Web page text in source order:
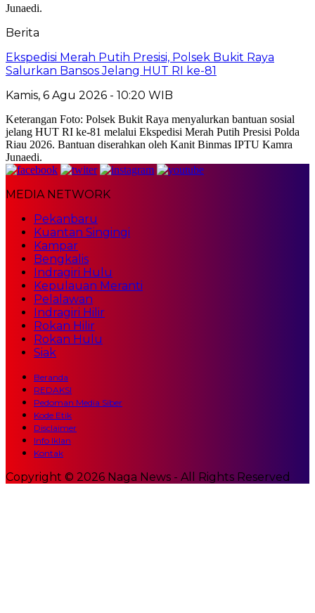
Berita
Ekspedisi Merah Putih Presisi, Polsek Bukit Raya
Salurkan Bansos Jelang HUT RI ke-81
Kamis, 6 Agu 2026 - 10:20 WIB
Keterangan Foto: Polsek Bukit Raya menyalurkan bantuan sosial
jelang HUT RI ke-81 melalui Ekspedisi Merah Putih Presisi Polda
Riau 2026. Bantuan diserahkan oleh Kanit Binmas IPTU Kamra
Junaedi.
MEDIA NETWORK
Pekanbaru
Kuantan Singingi
Kampar
Bengkalis
Indragiri Hulu
Kepulauan Meranti
Pelalawan
Indragiri Hilir
Rokan Hilir
Rokan Hulu
Siak
Beranda
REDAKSI
Pedoman Media Siber
Kode Etik
Disclaimer
Info Iklan
Kontak
Copyright © 2026 Naga News - All Rights Reserved